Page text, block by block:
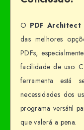
O PDF Architect
das melhores
PDFs,
facilidade de uso.
ferramenta está
necessidades dos
programa versátil
que valerá a pena.